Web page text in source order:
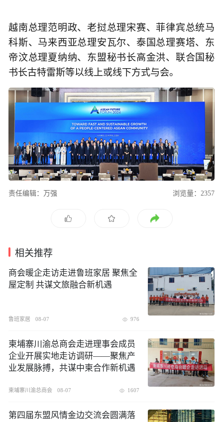
越南总理范明政、老挝总理宋赛、菲律宾总统马
科斯、马来西亚总理安瓦尔、泰国总理赛塔、东
帝汶总理夏纳纳、东盟秘书长高金洪、联合国秘
书长古特雷斯等以线上或线下方式与会。
责任编辑：万强 浏览量：2357
相关推荐
商会暖企走访走进鲁班家居 聚焦全
屋定制 共谋文旅融合新机遇
鲁班家居 08-07 976
柬埔寨川渝总商会走进理事会成员
企业开展实地走访调研——聚焦产
业发展脉搏，共谋中柬合作新机遇
柬埔寨川渝总商会 08-07 1607
第四届东盟风情金边交流会圆满落